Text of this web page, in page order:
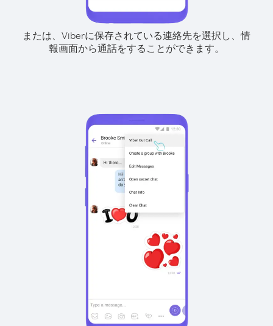
または、Viberに保存されている連絡先を選択し、情
報画面から通話をすることができます。